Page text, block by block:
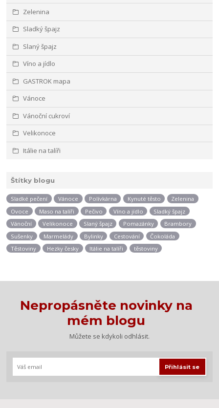
Zelenina
Sladký špajz
Slaný špajz
Víno a jídlo
GASTROK mapa
Vánoce
Vánoční cukroví
Velikonoce
Itálie na talíři
Štítky blogu
Sladké pečení Vánoce Polívkárna Kynuté těsto
Zelenina
Ovoce
Maso na talíři Pečivo Víno a jídlo
Sladký špajz
Vánoční
Velikonoce Slaný špajz Pomazánky
Brambory
Sušenky
Marmelády Bylinky Cestování
Čokoláda
Těstoviny
Hezky česky Itálie na talíři těstoviny
Nepropásněte novinky na
mém blogu
Můžete se kdykoli odhlásit.
Přihlásit se